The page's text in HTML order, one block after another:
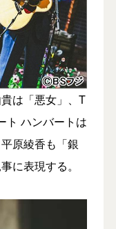
は「悪女」、T
ト ハンバートは
原綾香も「銀
に表現する。